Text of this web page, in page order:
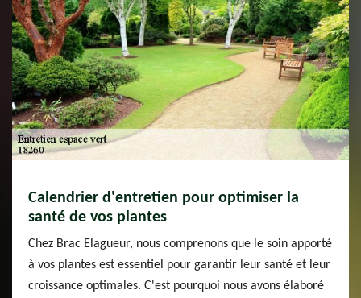
Calendrier d'entretien pour optimiser la
santé de vos plantes
Chez Brac Elagueur, nous comprenons que le soin apporté
à vos plantes est essentiel pour garantir leur santé et leur
croissance optimales. C'est pourquoi nous avons élaboré